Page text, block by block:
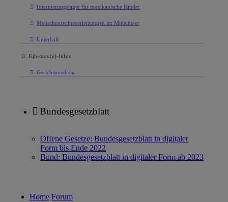
Internierungslager für mexikanische Kinder
Menschenrechtsverletzungen im Mittelmeer
Unterhalt
Kjh-mov(e)-Infos
Gerichtsmedizin
Bundesgesetzblatt
Offene Gesetze: Bundesgesetzblatt in digitaler
Form bis Ende 2022
Bund: Bundesgesetzblatt in digitaler Form ab 2023
Home Forum